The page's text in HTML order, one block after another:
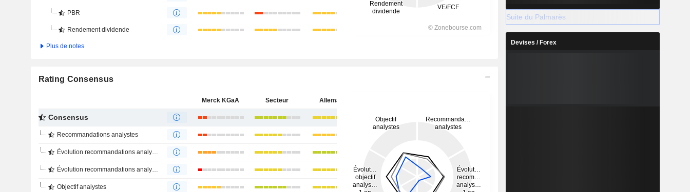
PBR
Rendement dividende
Plus de notes
Rating Consensus
Merck KGaA Secteur Allemagne
Consensus
Recommandations analystes
Évolution recommandations analystes 1 an
Évolution recommandations analystes 4 mois
Objectif analystes
Suite du Palmarès
Devises / Forex